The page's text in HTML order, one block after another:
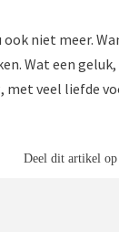
niet meer.
Wat een geluk,
met veel liefde
Deel dit artikel op